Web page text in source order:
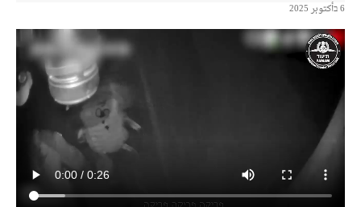
6 בأكتوبر 2025